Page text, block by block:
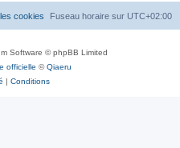
Fuseau horaire sur UTC+02:00
cookies
Software © phpBB Limited
officielle ©Qiaeru
| Conditions